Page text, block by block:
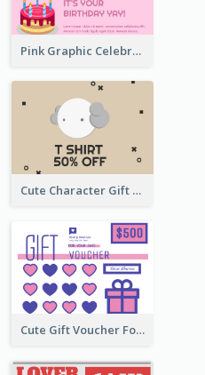
Pink Graphic Celebration Gift Card
Cute Character Gift Card
Cute Gift Voucher For Your Date Design Ideas